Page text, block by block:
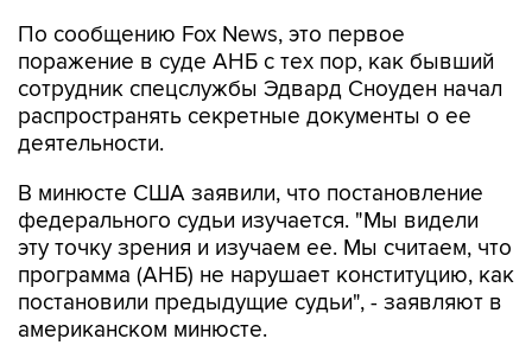
По сообщению Fox News, это первое
поражение в суде АНБ с тех пор, как бывший
сотрудник спецслужбы Эдвард Сноуден начал
распространять секретные документы о ее
деятельности.
В минюсте США заявили, что постановление
федерального судьи изучается. "Мы видели
эту точку зрения и изучаем ее. Мы считаем, что
программа (АНБ) не нарушает конституцию, как
постановили предыдущие судьи", - заявляют в
американском минюсте.